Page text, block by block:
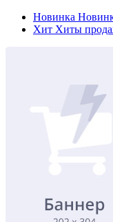
Новинка
Хит Хиты